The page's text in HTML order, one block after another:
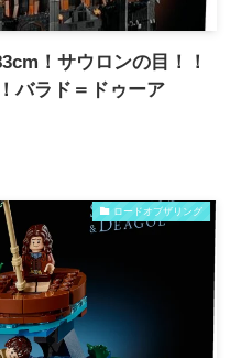
！サウロンの目！！
バラド＝ドゥーア
ロードオブザリング